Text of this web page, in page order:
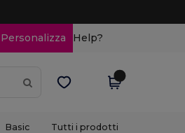
Personalizza Help?
Basic Tutti i prodotti